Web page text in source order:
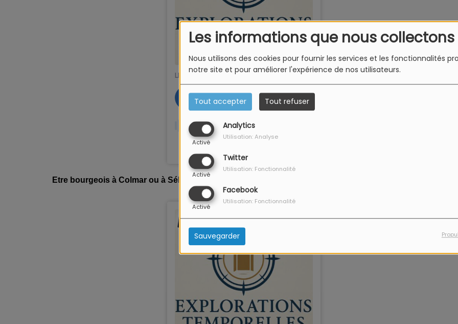
Les informations que nous collectons
Nous utilisons des cookies pour fournir les services et les fonctionnalités
notre site et pour améliorer l'expérience de nos utilisateurs.
Tout accepter Tout refuser
Analytics
Activé
Utilisation: Analyse
Twitter
Activé
Utilisation: Fonctionnalité
Facebook
Activé
Utilisation: Fonctionnalité
Sauvegarder
Etre bourgeois à Colmar ou à Sélestat au moyen-âge : un privilège... qui se mérite !